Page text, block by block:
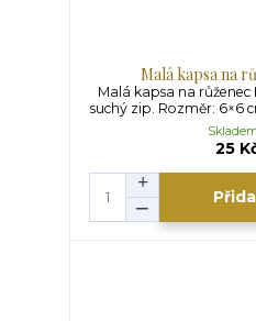
Malá kapsa na
Malá kapsa na růženec
suchý zip. Rozměr: 6×6
25